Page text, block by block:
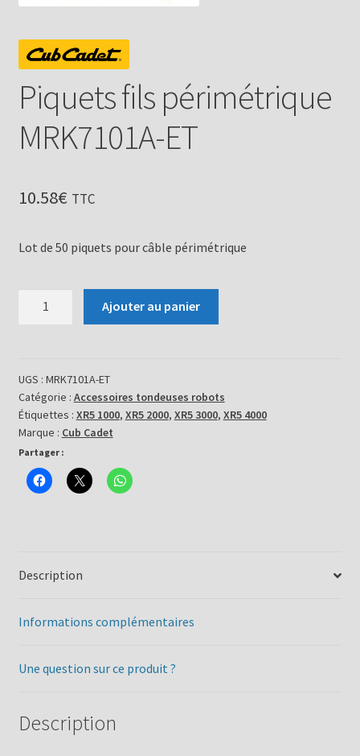
Piquets fils périmétrique
MRK7101A-ET
10.58€ TTC
Lot de 50 piquets pour câble périmétrique
périmétrique
MRK7101A-
ET
Ajouter au panier
UGS : MRK7101A-ET
Catégorie : Accessoires tondeuses robots
Étiquettes : XR5 1000, XR5 2000, XR5 3000, XR5 4000
Marque : Cub Cadet
Partager :
Description
Informations complémentaires
Une question sur ce produit ?
Description